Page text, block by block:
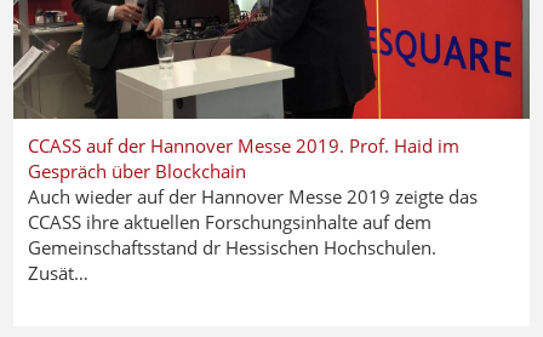
CCASS auf der Hannover Messe 2019. Prof. Haid im
Gespräch über Blockchain
Auch wieder auf der Hannover Messe 2019 zeigte das
CCASS ihre aktuellen Forschungsinhalte auf dem
Gemeinschaftsstand dr Hessischen Hochschulen.
Zusät…